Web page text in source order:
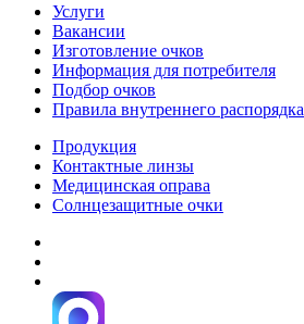
Услуги
Вакансии
Изготовление очков
Информация для потребителя
Подбор очков
Правила внутреннего распорядка
Продукция
Контактные линзы
Медицинская оправа
Солнцезащитные очки